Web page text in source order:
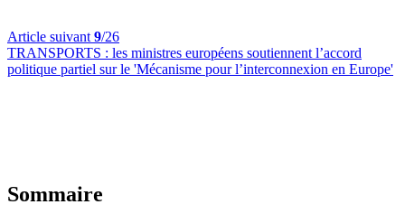
Article suivant 9/26
TRANSPORTS : les ministres européens soutiennent l’accord
politique partiel sur le 'Mécanisme pour l’interconnexion en Europe'
Sommaire